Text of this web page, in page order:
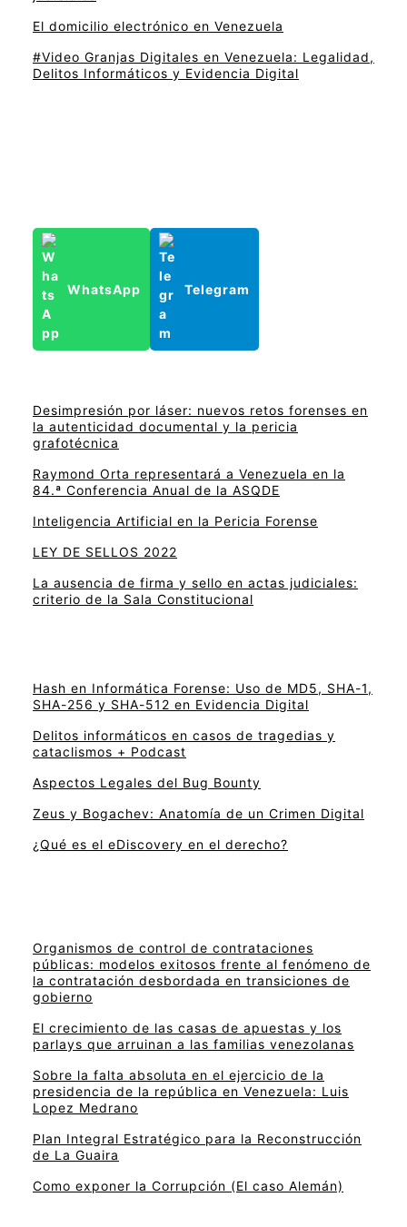
El domicilio electrónico en Venezuela
#Video Granjas Digitales en Venezuela: Legalidad,
Delitos Informáticos y Evidencia Digital
WhatsApp Telegram
Desimpresión por láser: nuevos retos forenses en
la autenticidad documental y la pericia
grafotécnica
Raymond Orta representará a Venezuela en la
84.ª Conferencia Anual de la ASQDE
Inteligencia Artificial en la Pericia Forense
LEY DE SELLOS 2022
La ausencia de firma y sello en actas judiciales:
criterio de la Sala Constitucional
Hash en Informática Forense: Uso de MD5, SHA-1,
SHA-256 y SHA-512 en Evidencia Digital
Delitos informáticos en casos de tragedias y
cataclismos + Podcast
Aspectos Legales del Bug Bounty
Zeus y Bogachev: Anatomía de un Crimen Digital
¿Qué es el eDiscovery en el derecho?
Organismos de control de contrataciones
públicas: modelos exitosos frente al fenómeno de
la contratación desbordada en transiciones de
gobierno
El crecimiento de las casas de apuestas y los
parlays que arruinan a las familias venezolanas
Sobre la falta absoluta en el ejercicio de la
presidencia de la república en Venezuela: Luis
Lopez Medrano
Plan Integral Estratégico para la Reconstrucción
de La Guaira
Como exponer la Corrupción (El caso Alemán)